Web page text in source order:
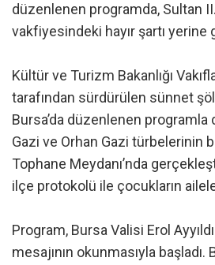
düzenlenen programda, Sultan II.
vakfiyesindeki hayır şartı yerine
Kültür ve Turizm Bakanlığı
tarafından sürdürülen sünnet
Bursa’da düzenlenen
Gazi ve Orhan Gazi türbelerinin
Tophane Meydanı’nda
ilçe protokolü ile çocukların
Program, Bursa Valisi Erol
mesajının okunmasıyla başladı.